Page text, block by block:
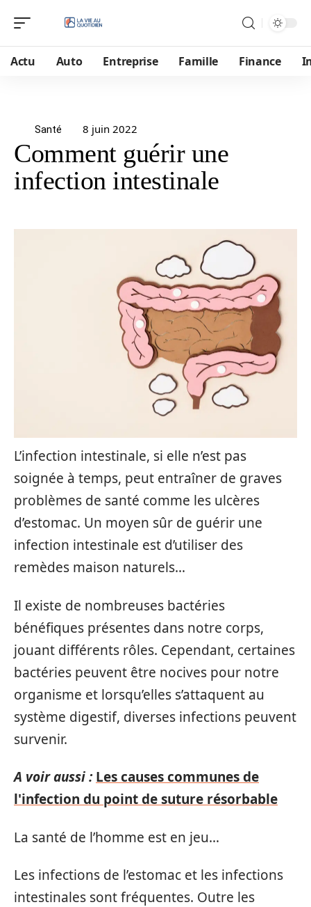
Actu Auto Entreprise Famille Finance
Santé 8 juin 2022
Comment guérir une
infection intestinale
L’infection intestinale, si elle n’est pas
soignée à temps, peut entraîner de graves
problèmes de santé comme les ulcères
d’estomac. Un moyen sûr de guérir une
infection intestinale est d’utiliser des
remèdes maison naturels…
Il existe de nombreuses bactéries
bénéfiques présentes dans notre corps,
jouant différents rôles. Cependant, certaines
bactéries peuvent être nocives pour notre
organisme et lorsqu’elles s’attaquent au
système digestif, diverses infections peuvent
survenir.
A voir aussi : Les causes communes de
l'infection du point de suture résorbable
La santé de l’homme est en jeu…
Les infections de l’estomac et les infections
intestinales sont fréquentes. Outre les